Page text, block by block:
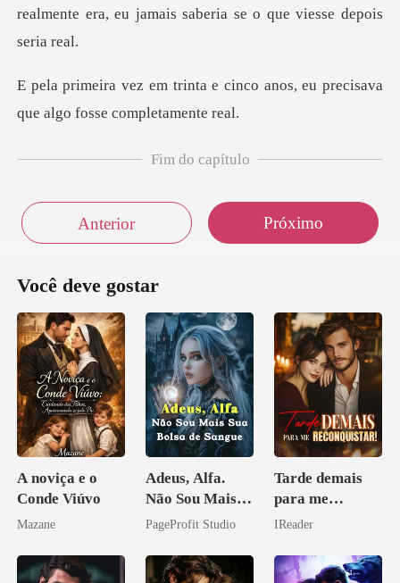
realmente
e cinco anos, eu precisava
que
Fim do capítulo
Anterior Próximo
Você deve gostar
A noviça e o
Conde Viúvo
Mazane
Adeus, Alfa.
Não Sou Mais
Sua Bolsa de
PageProfit Studio
Tarde demais
para me
reconquistar!
IReader